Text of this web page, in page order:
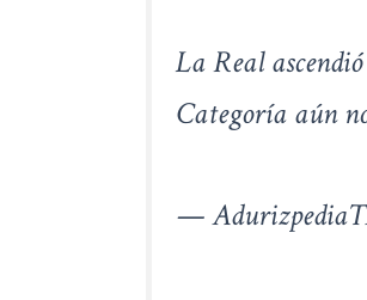
La Real
Categoría aún
—